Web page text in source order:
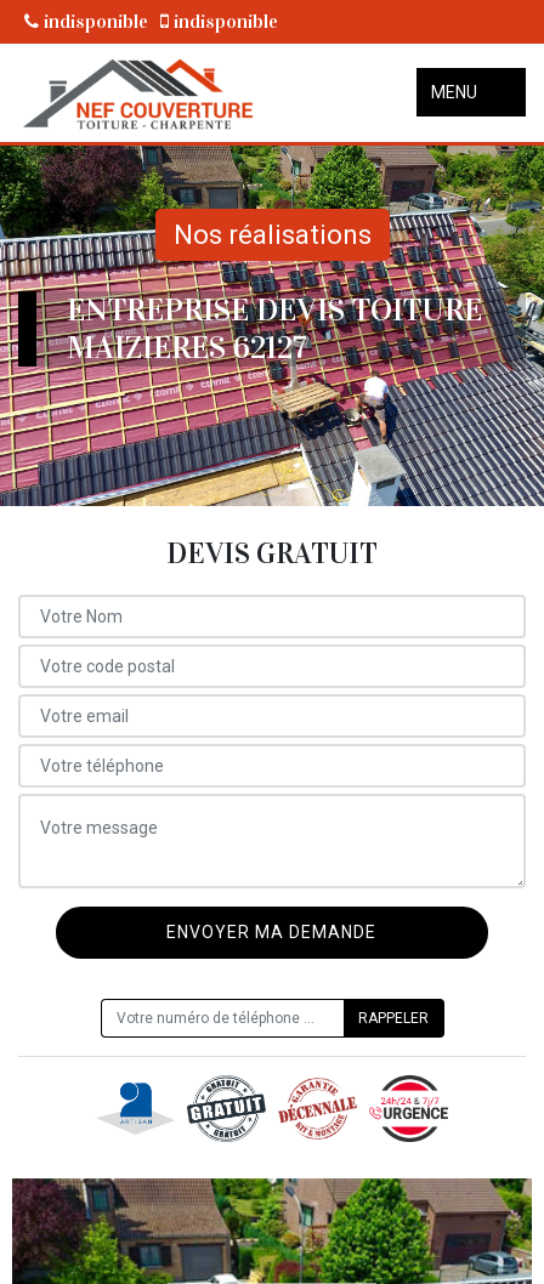
indisponible indisponible
MENU
Nos réalisations
ENTREPRISE DEVIS TOITURE
MAIZIERES 62127
DEVIS GRATUIT